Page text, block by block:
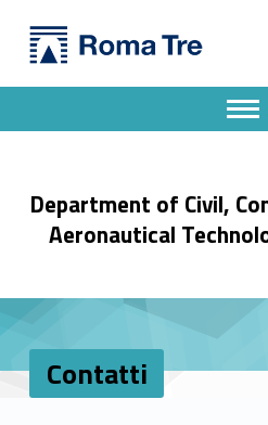
Contatti - Dipartimento di Ingegneria Civile, Informatica e delle Tecnologie Aeronautiche
Department of Civil,
Aeronautical
Apri il
Header info sidebar
Contatti